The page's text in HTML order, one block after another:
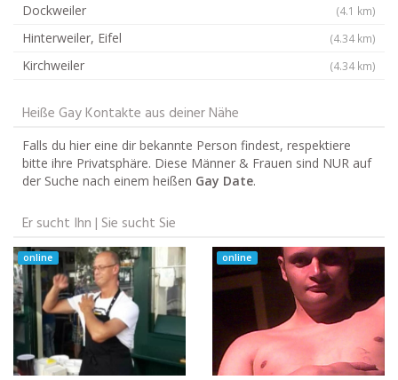
Dockweiler (4.1 km)
Hinterweiler, Eifel (4.34 km)
Kirchweiler (4.34 km)
Heiße Gay Kontakte aus deiner Nähe
Falls du hier eine dir bekannte Person findest, respektiere
bitte ihre Privatsphäre. Diese Männer & Frauen sind NUR auf
der Suche nach einem heißen Gay Date.
Er sucht Ihn | Sie sucht Sie
online online